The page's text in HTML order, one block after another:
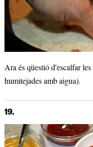
Ara és qüestió d'escalfar
humitejades amb aigua).
19.